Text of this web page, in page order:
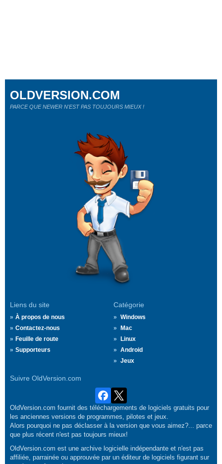
Liens du site
À propos de nous
Contactez-nous
Feuille de route
Supporteurs
Catégorie
Windows
Mac
Linux
Android
Jeux
Suivre OldVersion.com
OLDVERSION.COM
PARCE QUE NEWER N'EST PAS TOUJOURS MIEUX !
OldVersion.com fournit des téléchargements de logiciels gratuits pour
les anciennes versions de programmes, pilotes et jeux.
Alors pourquoi ne pas déclasser à la version que vous aimez?... parce
que plus récent n'est pas toujours mieux!
OldVersion.com est une archive logicielle indépendante et n'est pas
affiliée, parrainée ou approuvée par un éditeur de logiciels figurant sur